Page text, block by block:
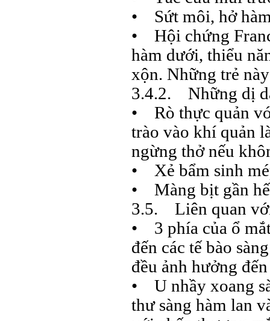
• Sứt môi, hở
• Hội chứng
hàm dưới, thiểu
xộn. Những trẻ
3.4.2. Những dị
• Rò thực quản
trào vào khí quản
ngừng thở nếu
• Xẻ bẩm sinh
• Màng bịt gần
3.5. Liên quan
• 3 phía của ổ
đến các tế bào
đều ảnh hưởng
• U nhầy xoang
thư sàng hàm lan